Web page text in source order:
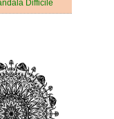
Difficile